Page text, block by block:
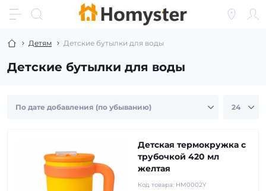
Детям Детские бутылки для воды
Детские бутылки для воды
Детская термокружка с
трубочкой 420 мл
желтая
Код товара: HM0002Y